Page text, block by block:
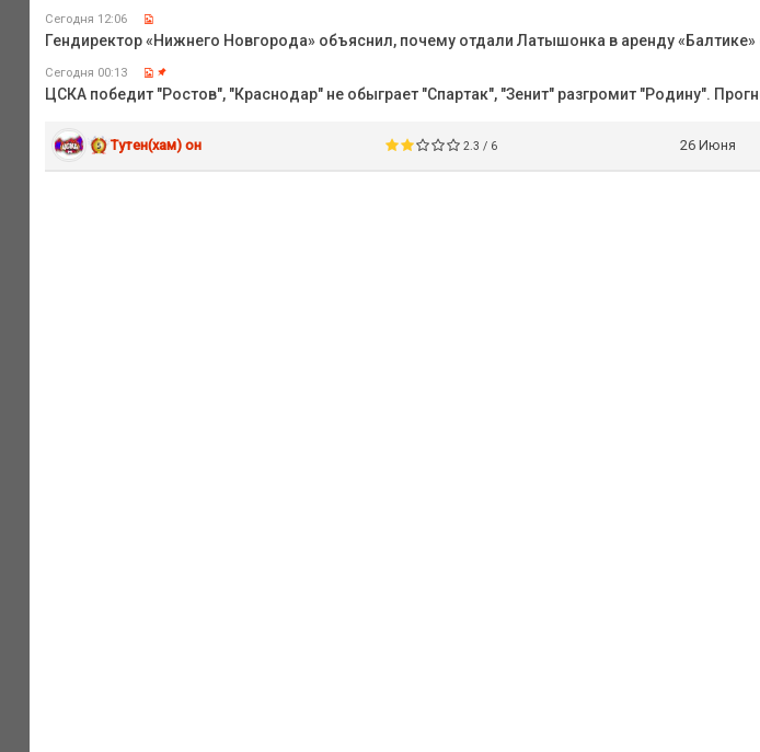
Сегодня 12:06
Гендиректор «Нижнего Новгорода» объяснил, почему отдали Латышонка в аренду «Балтике»
Сегодня 00:13
ЦСКА победит "Ростов", "Краснодар" не обыграет "Спартак", "Зенит" разгромит "Родину".
Тутен(хам) он 2.3 / 6 26 Июня